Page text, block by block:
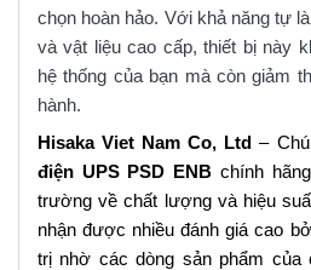
chọn hoàn hảo. Với khả năng tự
và vật liệu cao cấp, thiết bị này
hệ thống của bạn mà còn giảm
hành.
Hisaka Viet Nam Co, Ltd–
điện UPS PSD ENB chính
trường về chất lượng và hiệu
nhận được nhiều đánh giá cao
trị nhờ các dòng sản phẩm của